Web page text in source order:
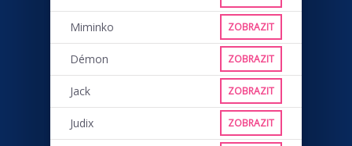
Miminko ZOBRAZIT
Démon ZOBRAZIT
Jack ZOBRAZIT
Judix ZOBRAZIT